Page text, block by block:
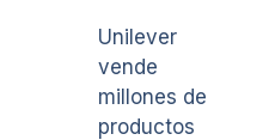
Unilever
vende
millones de
productos